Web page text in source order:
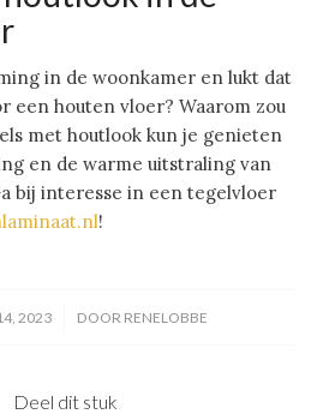
in de woonkamer en lukt dat
een houten vloer? Waarom zou
met houtlook kun je genieten
en de warme uitstraling van
bij interesse in een tegelvloer
!
2023 DOOR RENELOBBE
Deel dit stuk